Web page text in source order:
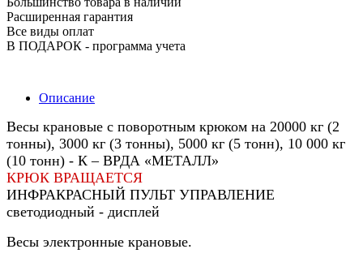
Расширенная гарантия
Все виды оплат
В ПОДАРОК - программа учета
Описание
Весы крановые с поворотным крюком на 20000 кг (2
тонны), 3000 кг (3 тонны), 5000 кг (5 тонн), 10 000 кг
(10 тонн) - К – ВРДА «МЕТАЛЛ»
КРЮК ВРАЩАЕТСЯ
ИНФРАКРАСНЫЙ ПУЛЬТ УПРАВЛЕНИЕ
светодиодный - дисплей
Весы электронные крановые.